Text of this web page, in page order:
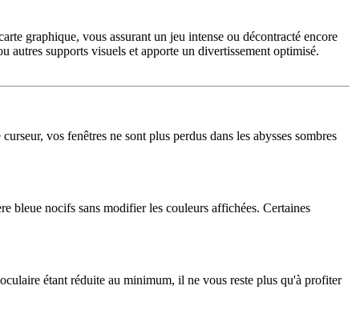
graphique, vous assurant un jeu intense ou décontracté encore
autres supports visuels et apporte un divertissement optimisé.
vos fenêtres ne sont plus perdus dans les abysses sombres
bleue nocifs sans modifier les couleurs affichées. Certaines
étant réduite au minimum, il ne vous reste plus qu'à profiter